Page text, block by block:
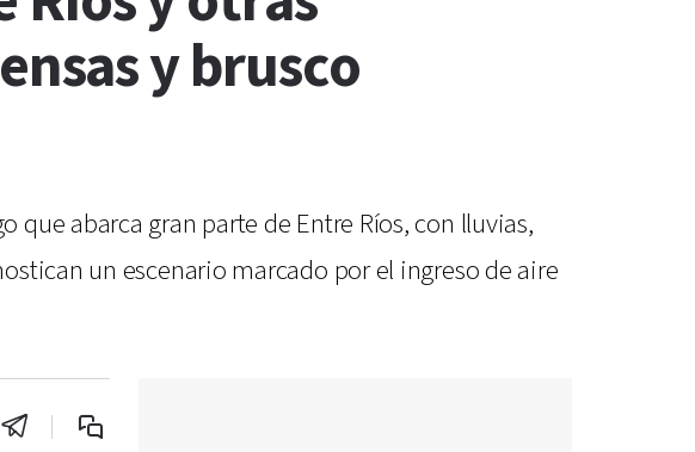
y brusco
abarca gran parte de Entre Ríos, con lluvias,
un escenario marcado por el ingreso de aire